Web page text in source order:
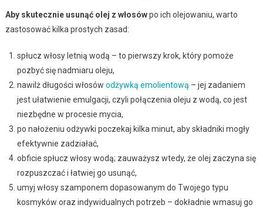
Aby skutecznie usunąć olej z włosówpo ich olejowaniu, warto
zastosować kilka prostych zasad:
spłucz włosy letnią wodą – to pierwszy krok, który pomoże
pozbyć się nadmiaru oleju,
nawilż długości włosów odżywką emolientową – jej zadaniem
jest ułatwienie emulgacji, czyli połączenia oleju z wodą, co jest
niezbędne w procesie mycia,
po nałożeniu odżywki poczekaj kilka minut, aby składniki mogły
efektywnie zadziałać,
obficie spłucz włosy wodą; zauważysz wtedy, że olej zaczyna się
rozpuszczać i łatwiej go usunąć,
umyj włosy szamponem dopasowanym do Twojego typu
kosmyków oraz indywidualnych potrzeb – dokładnie wmasuj go